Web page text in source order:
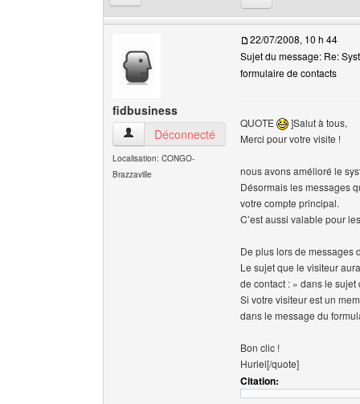
fidbusiness
fidbusiness Voir le profil de l'utilisateur
Déconnecté
Localisation: CONGO-
Brazzaville
22/07/2008, 10 h 44
Sujet du message: Re:
formulaire de contacts
QUOTE
]Salut à tous,
Merci pour votre visite !
nous avons amélioré le
Désormais les messages
votre compte principal.
C’est aussi valable pour
De plus lors de messages
Le sujet que le visiteur
de contact : » dans le sujet
Si votre visiteur est un
dans le message du
Bon clic !
Huriel[/quote]
Citation: